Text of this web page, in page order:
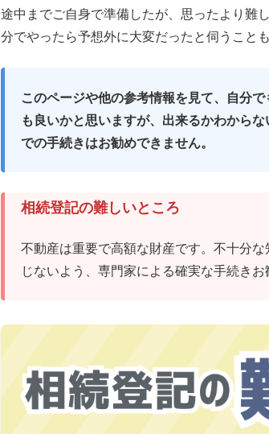
法的書類の作成
〈相続登記を自分で行う際よくあるミス〉
遺産分割協議書の内容
〈名義変更を司法書士に依頼したほうがい
〈手続きに必要な日数は？１日で全部できる
途中までご自身で準備したが、思ったより難
分でやったら予想外に大変だったと伺うことも
このページや他の参考情報を見て、自分
も良いかと思いますが、出来るかわから
での手続きはお勧めできません。
相続登記の難しいところ
不動産は重要で高額な財産です。不十分
じないよう、専門家による確実な手続きお